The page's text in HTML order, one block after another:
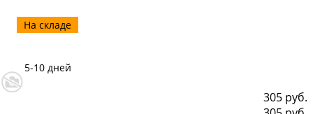
На складе
5-10 дней
305 руб.